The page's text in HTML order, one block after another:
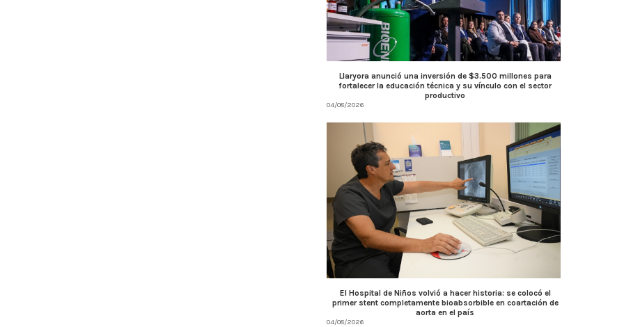
Llaryora anunció una inversión de $3.500 millones para
fortalecer la educación técnica y su vínculo con el sector
productivo
04/08/2026
El Hospital de Niños volvió a hacer historia: se colocó el
primer stent completamente bioabsorbible en coartación de
aorta en el país
04/08/2026